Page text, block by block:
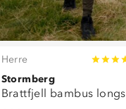
Herre
Stormberg
Brattfjell bambus longs